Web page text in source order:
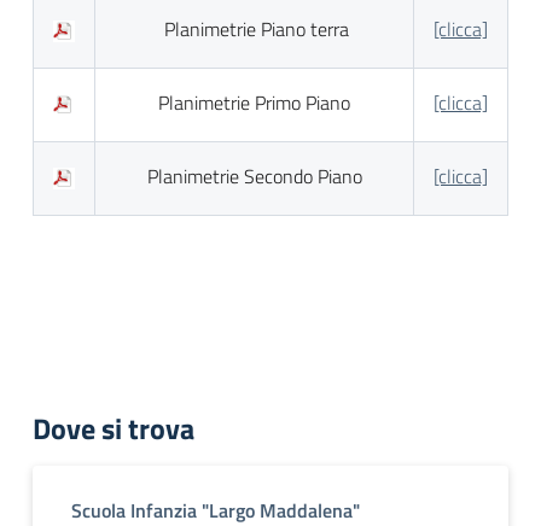
Planimetrie Piano terra [clicca]
Planimetrie Primo Piano [clicca]
Planimetrie Secondo Piano [clicca]
Dove si trova
Scuola Infanzia "Largo Maddalena"